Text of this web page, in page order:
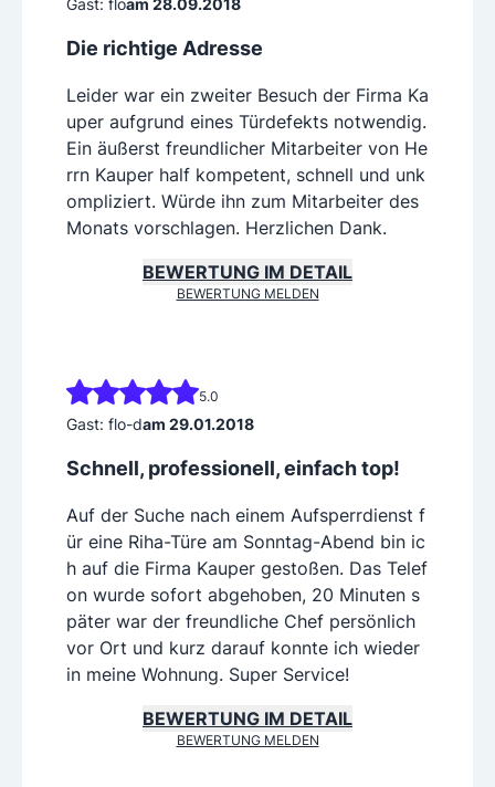
Gast: floam 28.09.2018
Die richtige Adresse
Leider war ein zweiter Besuch der Firma Ka
uper aufgrund eines Türdefekts notwendig.
Ein äußerst freundlicher Mitarbeiter von He
rrn Kauper half kompetent, schnell und unk
ompliziert. Würde ihn zum Mitarbeiter des
Monats vorschlagen. Herzlichen Dank.
BEWERTUNG IM DETAIL
BEWERTUNG MELDEN
5.0
Gast: flo-dam 29.01.2018
Schnell, professionell, einfach top!
Auf der Suche nach einem Aufsperrdienst f
ür eine Riha-Türe am Sonntag-Abend bin ic
h auf die Firma Kauper gestoßen. Das Telef
on wurde sofort abgehoben, 20 Minuten s
päter war der freundliche Chef persönlich
vor Ort und kurz darauf konnte ich wieder
in meine Wohnung. Super Service!
BEWERTUNG IM DETAIL
BEWERTUNG MELDEN